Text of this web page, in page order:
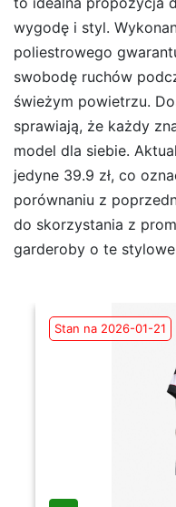
wygodę i styl.
poliestrowego
swobodę ruchów
świeżym powietrzu.
sprawiają, że każdy
model dla siebie.
jedyne 39.9 zł, co
porównaniu z
do skorzystania z
garderoby o te
Stan na 2026-01-21